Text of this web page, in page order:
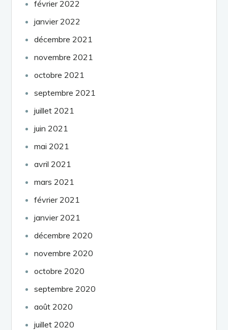
février 2022
janvier 2022
décembre 2021
novembre 2021
octobre 2021
septembre 2021
juillet 2021
juin 2021
mai 2021
avril 2021
mars 2021
février 2021
janvier 2021
décembre 2020
novembre 2020
octobre 2020
septembre 2020
août 2020
juillet 2020